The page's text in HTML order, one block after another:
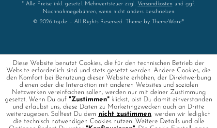
* Alle Preise inkl. gesetzl. Mehrwertsteuer zzgl. Versandkosten und ggf.
Nachnahmegebühren, wenn nicht anders beschrieben
© 2026 toj.de – All Rights Reserved. Theme by
ThemeWare®
Diese Website benutzt Cookies, die für den technischen Betrieb der
Website erforderlich sind und stets gesetzt werden. Andere Cookies, die
den Komfort bei Benutzung dieser Website erhöhen, der Direktwerbung
dienen oder die Interaktion mit anderen Websites und sozialen
Netzwerken vereinfachen sollen, werden nur mit deiner Zustimmung
gesetzt. Wenn Du auf "Zustimmen" klickst, bist Du damit einverstanden
und erlaubst uns, diese Daten zu Marketingzwecken auch an Dritte
weiterzugeben. Solltest Du dem nicht zustimmen, werden wir lediglich
die technisch notwendigen Cookies nutzen. Weitere Details und alle